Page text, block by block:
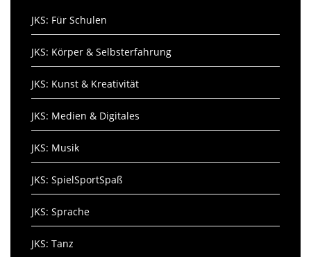
JKS: Für Schulen
JKS: Körper & Selbsterfahrung
JKS: Kunst & Kreativität
JKS: Medien & Digitales
JKS: Musik
JKS: SpielSportSpaß
JKS: Sprache
JKS: Tanz